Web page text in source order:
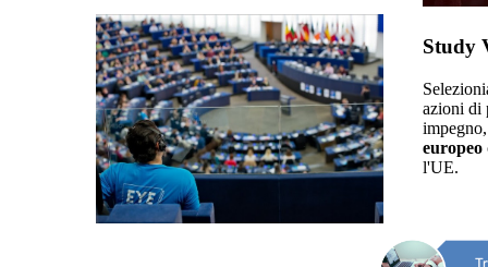
Study
azioni di
europeo
l'UE.